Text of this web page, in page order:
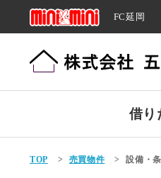
FC延岡
借り
TOP > 売買物件 > 設備・